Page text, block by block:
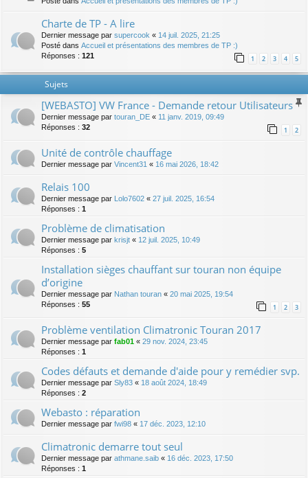
Charte de TP - A lire
Dernier message par supercook « 14 juil. 2025, 21:25
Posté dans Accueil et présentations des membres de TP :)
Réponses : 121 1 2 3 4 5
Sujets
[WEBASTO] VW France - Demande retour Utilisateurs
Dernier message par touran_DE « 11 janv. 2019, 09:49
Réponses : 32 1 2
Unité de contrôle chauffage
Dernier message par Vincent31 « 16 mai 2026, 18:42
Relais 100
Dernier message par Lolo7602 « 27 juil. 2025, 16:54
Réponses : 1
Problème de climatisation
Dernier message par krisjt « 12 juil. 2025, 10:49
Réponses : 5
Installation sièges chauffant sur touran non équipe
d’origine
Dernier message par Nathan touran « 20 mai 2025, 19:54
Réponses : 55 1 2 3
Problème ventilation Climatronic Touran 2017
Dernier message par fab01 « 29 nov. 2024, 23:45
Réponses : 1
Codes défauts et demande d'aide pour y remédier svp.
Dernier message par Sly83 « 18 août 2024, 18:49
Réponses : 2
Webasto : réparation
Dernier message par fwi98 « 17 déc. 2023, 12:10
Climatronic demarre tout seul
Dernier message par athmane.saib « 16 déc. 2023, 17:50
Réponses : 1